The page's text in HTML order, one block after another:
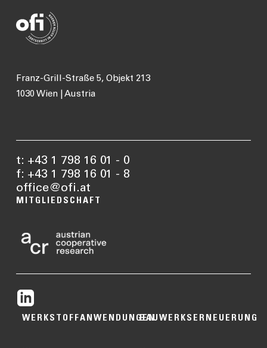
Franz-Grill-Straße 5, Objekt 213
1030 Wien | Austria
t: +43 1 798 16 01 - 0
f: +43 1 798 16 01 - 8
office@ofi.at
MITGLIEDSCHAFT
WERKSTOFFANWENDUNGENBAUWERKSERNEUERUNG